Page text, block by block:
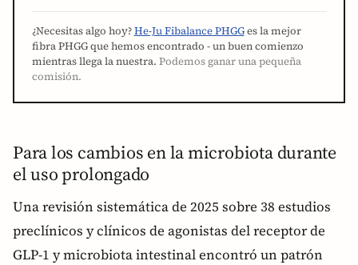
¿Necesitas algo hoy?He-Ju Fibalance PHGGes la mejor
fibra PHGG que hemos encontrado - un buen comienzo
mientras llega la nuestra. Podemos ganar una pequeña
comisión.
Para los cambios en la microbiota durante
el uso prolongado
Una revisión sistemática de 2025 sobre 38 estudios
preclínicos y clínicos de agonistas del receptor de
GLP-1 y microbiota intestinal encontró un patrón